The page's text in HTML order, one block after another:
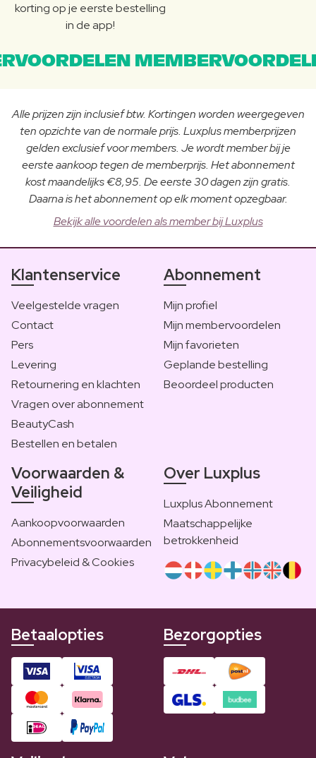
korting op je eerste bestelling
in de app!
Alle prijzen zijn inclusief btw. Kortingen worden weergegeven
ten opzichte van de normale prijs. Luxplus memberprijzen
gelden exclusief voor members. Je wordt member bij je
eerste aankoop tegen de memberprijs. Het abonnement
kost maandelijks €8,95. De eerste 30 dagen zijn gratis.
Daarna is het abonnement op elk moment opzegbaar.
Bekijk alle voordelen als member bij Luxplus
Klantenservice
Veelgestelde vragen
Contact
Pers
Levering
Retournering en klachten
Vragen over abonnement
BeautyCash
Bestellen en betalen
Abonnement
Mijn profiel
Mijn membervoordelen
Mijn favorieten
Geplande bestelling
Beoordeel producten
Voorwaarden &
Veiligheid
Aankoopvoorwaarden
Abonnementsvoorwaarden
Privacybeleid & Cookies
Over Luxplus
Luxplus Abonnement
Maatschappelijke
betrokkenheid
Betaalopties Bezorgopties